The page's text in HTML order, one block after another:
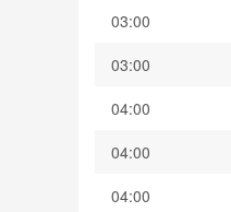
03:00
03:00
04:00
04:00
04:00